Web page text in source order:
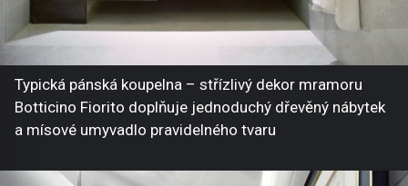
Typická pánská koupelna – střízlivý dekor mramoru
Botticino Fiorito doplňuje jednoduchý dřevěný nábytek
a mísové umyvadlo pravidelného tvaru